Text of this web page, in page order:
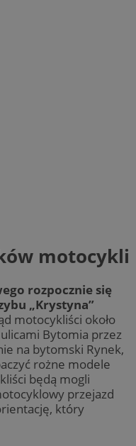
motocykli
rozpocznie się
„Krystyna”
motocykliści około
Bytomia przez
na bytomski Rynek,
rożne modele
będą mogli
przejazd
który